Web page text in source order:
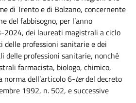
di Trento e di Bolzano, concernente
del fabbisogno, per l’anno
2024, dei laureati magistrali a ciclo
delle professioni sanitarie e dei
delle professioni sanitarie, nonché
farmacista, biologo, chimico,
norma dell’articolo 6-terdel decreto
1992, n. 502, e successive